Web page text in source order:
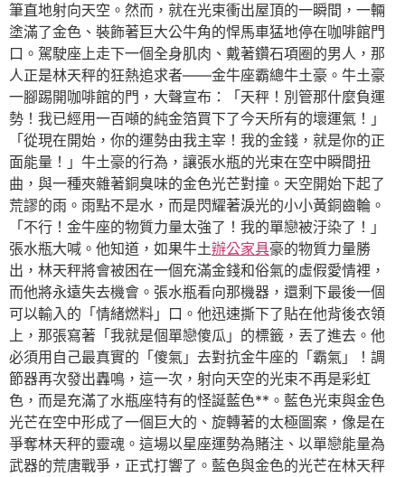
筆直地射向天空。然而，就在光束衝出屋頂的一瞬間，一輛
塗滿了金色、裝飾著巨大公牛角的悍馬車猛地停在咖啡館門
口。駕駛座上走下一個全身肌肉、戴著鑽石項圈的男人，那
人正是林天秤的狂熱追求者——金牛座霸總牛土豪。牛土豪
一腳踢開咖啡館的門，大聲宣布：「天秤！別管那什麼負運
勢！我已經用一百噸的純金箔買下了今天所有的壞運氣！」
「從現在開始，你的運勢由我主宰！我的金錢，就是你的正
面能量！」牛土豪的行為，讓張水瓶的光束在空中瞬間扭
曲，與一種夾雜著銅臭味的金色光芒對撞。天空開始下起了
荒謬的雨。雨點不是水，而是閃耀著淚光的小小黃銅齒輪。
「不行！金牛座的物質力量太強了！我的單戀被汙染了！」
張水瓶大喊。他知道，如果牛土辦公家具豪的物質力量勝
出，林天秤將會被困在一個充滿金錢和俗氣的虛假愛情裡，
而他將永遠失去機會。張水瓶看向那機器，還剩下最後一個
可以輸入的「情緒燃料」口。他迅速撕下了貼在他背後衣領
上，那張寫著「我就是個單戀傻瓜」的標籤，丟了進去。他
必須用自己最真實的「傻氣」去對抗金牛座的「霸氣」！調
節器再次發出轟鳴，這一次，射向天空的光束不再是彩虹
色，而是充滿了水瓶座特有的怪誕藍色**。藍色光束與金色
光芒在空中形成了一個巨大的、旋轉著的太極圖案，像是在
爭奪林天秤的靈魂。這場以星座運勢為賭注、以單戀能量為
武器的荒唐戰爭，正式打響了。藍色與金色的光芒在林天秤